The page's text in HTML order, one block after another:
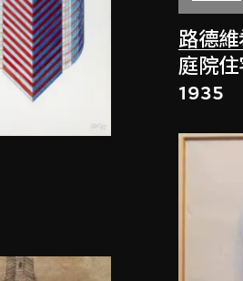
路德
庭院
1935